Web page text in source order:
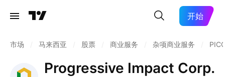
开始
市场 马来西亚 股票 商业服务 杂项商业服务
Progressive Impact Corp.